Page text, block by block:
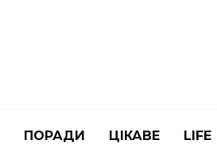
ПОРАДИ ЦІКАВЕ LIFE